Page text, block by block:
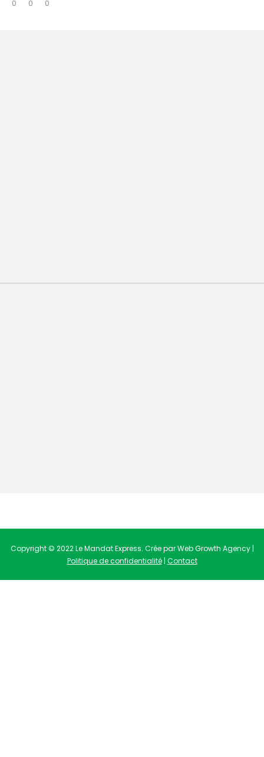
0
0 0
Copyright © 2022 Le Mandat Express. Crée par Web Growth Agency |
Politique de confidentialité| Contact